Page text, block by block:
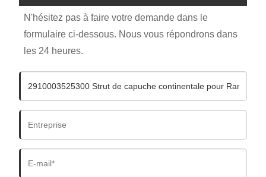
N'hésitez pas à faire votre demande dans le
formulaire ci-dessous. Nous vous répondrons dans
les 24 heures.